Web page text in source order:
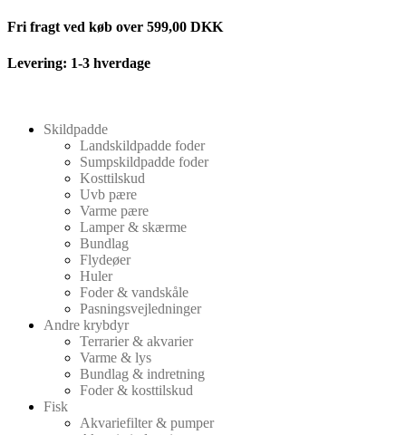
Videre
indhold
Fri fragt ved køb over 599,00 DKK
Levering: 1-3 hverdage
Skildpadde
Landskildpadde foder
Sumpskildpadde foder
Kosttilskud
Uvb pære
Varme pære
Lamper & skærme
Bundlag
Flydeøer
Huler
Foder & vandskåle
Pasningsvejledninger
Andre krybdyr
Terrarier & akvarier
Varme & lys
Bundlag & indretning
Foder & kosttilskud
Fisk
Akvariefilter & pumper